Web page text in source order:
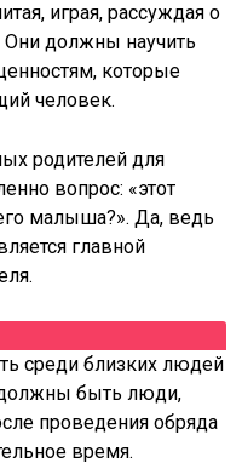
играя, рассуждая о
Они должны научить
которые
человек.
родителей для
вопрос: «этот
малыша?». Да, ведь
главной
среди близких людей
должны быть люди,
проведения обряда
время.